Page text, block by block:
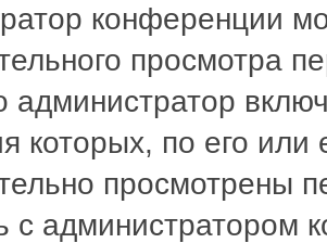
конференции
просмотра
администратор
которых, по его
просмотрены
с администратором